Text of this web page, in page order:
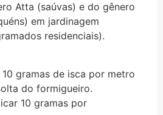
Atta (saúvas) e do gênero
em jardinagem
residenciais).
gramas de isca por metro
do formigueiro.
10 gramas por